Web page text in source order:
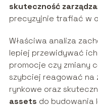
skuteczność
precyzyjnie trafiać w
Właściwa analiza
lepiej przewidywać
promocje czy zmiany
szybciej reagować na
rynkowe oraz
assets do budowania